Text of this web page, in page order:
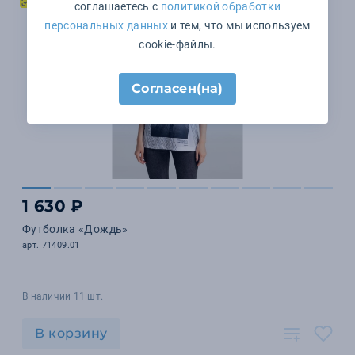
1 630 ₽
Футболка «Дождь»
арт. 71409.01
В наличии 11 шт.
В корзину
соглашаетесь с политикой обработки
персональных данныхи тем, что мы используем
cookie-файлы.
Согласен(на)